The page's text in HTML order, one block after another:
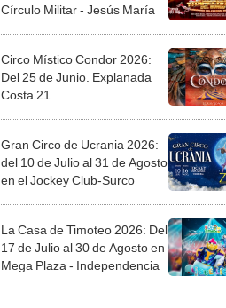
Círculo Militar - Jesús María
Circo Místico Condor 2026:
Del 25 de Junio. Explanada
Costa 21
Gran Circo de Ucrania 2026:
del 10 de Julio al 31 de Agosto
en el Jockey Club-Surco
La Casa de Timoteo 2026: Del
17 de Julio al 30 de Agosto en
Mega Plaza - Independencia